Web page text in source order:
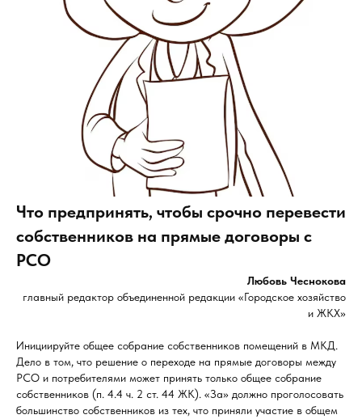
Что предпринять, чтобы срочно перевести
собственников на прямые договоры с
РСО
Любовь Чеснокова
главный редактор объединенной редакции «Городское хозяйство
и ЖКХ»
Инициируйте общее собрание собственников помещений в МКД.
Дело в том, что решение о переходе на прямые договоры между
РСО и потребителями может принять только общее собрание
собственников (п. 4.4 ч. 2 ст. 44 ЖК). «За» должно проголосовать
большинство собственников из тех, что приняли участие в общем